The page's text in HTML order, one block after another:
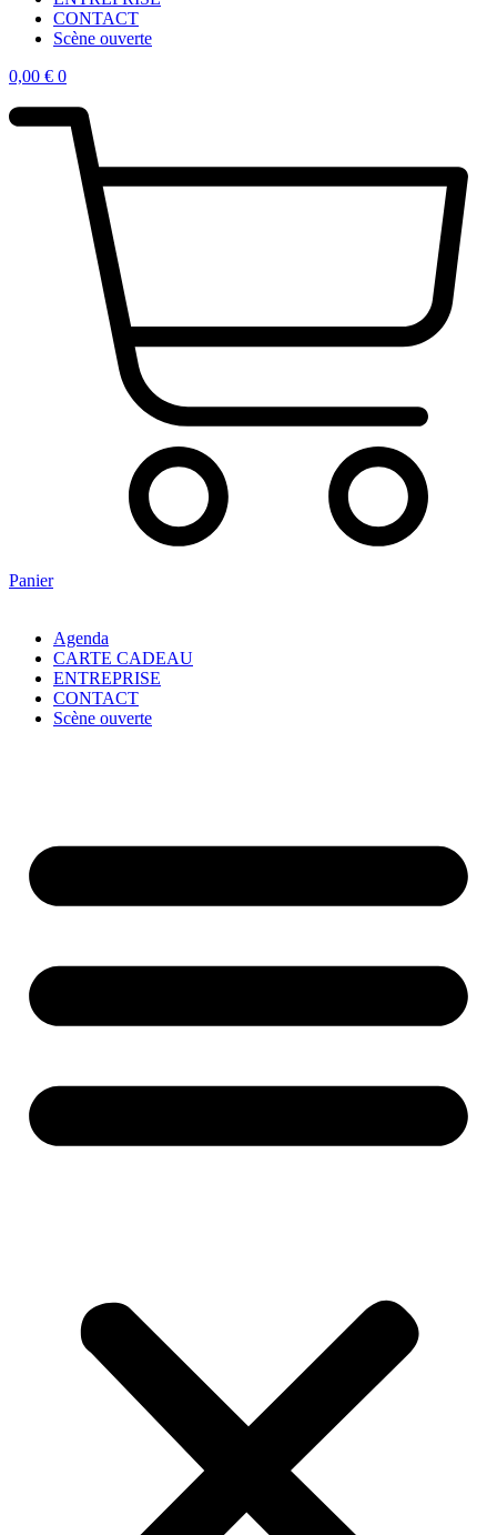
CONTACT
Scène ouverte
0,00 € 0
Panier
Agenda
CARTE CADEAU
ENTREPRISE
CONTACT
Scène ouverte